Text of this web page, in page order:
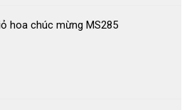
hoa chúc mừng MS285